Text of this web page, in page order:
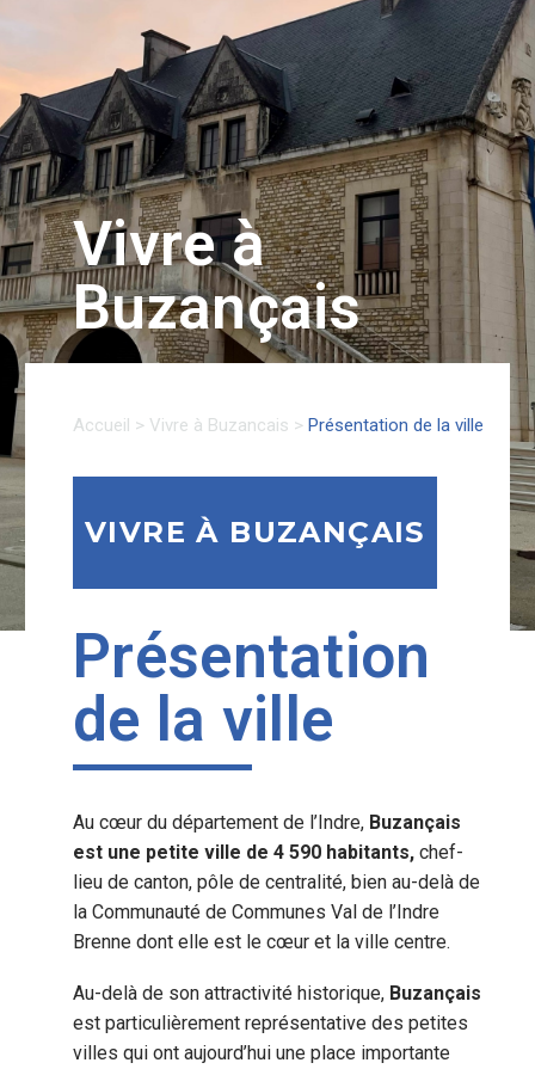
Vivre à
Buzançais
Accueil > Vivre à Buzancais > Présentation de la ville
VIVRE À BUZANÇAIS
Présentation
de la ville
Au cœur du département de l’Indre, Buzançais
est une petite ville de 4 590 habitants, chef-
lieu de canton, pôle de centralité, bien au-delà de
la Communauté de Communes Val de l’Indre
Brenne dont elle est le cœur et la ville centre.
Au-delà de son attractivité historique, Buzançais
est particulièrement représentative des petites
villes qui ont aujourd’hui une place importante